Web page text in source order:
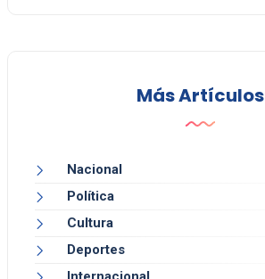
Más Artículos
Nacional
Política
Cultura
Deportes